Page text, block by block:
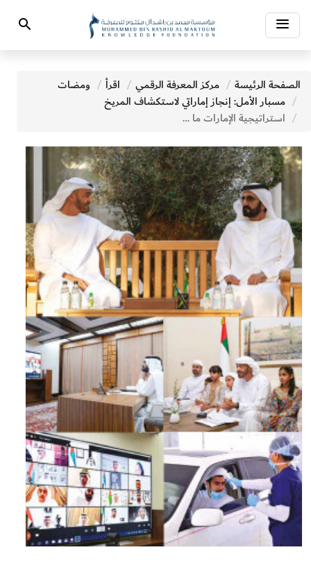
Toggle
navigation
Search
الصفحة الرئيسة مركز المعرفة الرقمي اقرأ
ومضات
مسبار الأمل: إنجاز إماراتي لاستكشاف المريخ
استراتيجية الإمارات ما بعد كورونا: تهدف إلى تحقيق ازدهار أكبر